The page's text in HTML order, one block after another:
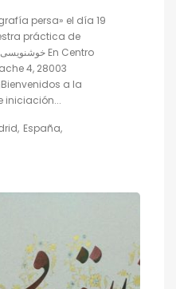
persa» el día 19
práctica de
4, 28003
a la
iniciación...
España